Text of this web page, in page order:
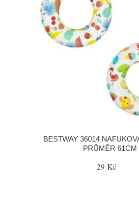
BESTWAY 36014
PRŮMĚR 61CM
29 Kč